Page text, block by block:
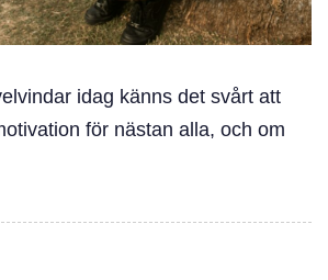
idag känns det svårt att
för nästan alla, och om